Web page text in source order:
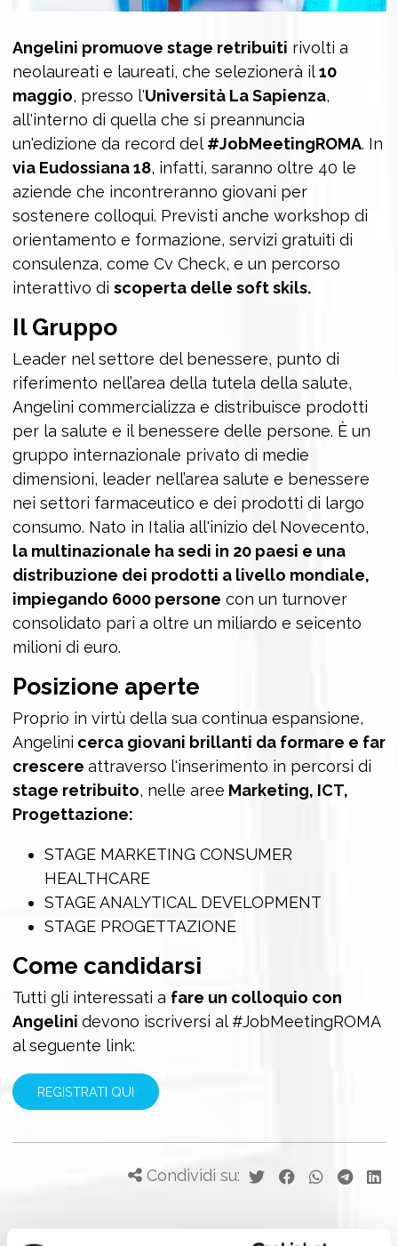
Angelini promuove stage retribuiti rivolti a
neolaureati e laureati, che selezionerà il10
maggio, presso l'Università La Sapienza,
all'interno di quella che si preannuncia
un'edizione da record del #JobMeetingROMA. In
via Eudossiana 18, infatti, saranno oltre 40 le
aziende che incontreranno giovani per
sostenere colloqui. Previsti anche workshop di
orientamento e formazione, servizi gratuiti di
consulenza, come Cv Check, e un percorso
interattivo di scoperta delle soft skils.
Il Gruppo
Leader nel settore del benessere, punto di
riferimento nell’area della tutela della salute,
Angelini commercializza e distribuisce prodotti
per la salute e il benessere delle persone. È un
gruppo internazionale privato di medie
dimensioni, leader nell’area salute e benessere
nei settori farmaceutico e dei prodotti di largo
consumo. Nato in Italia all'inizio del Novecento,
la multinazionale ha sedi in 20 paesi e una
distribuzione dei prodotti a livello mondiale,
impiegando 6000 persone con un turnover
consolidato pari a oltre un miliardo e seicento
milioni di euro.
Posizione aperte
Proprio in virtù della sua continua espansione,
Angelini cerca giovani brillanti da formare e far
crescere attraverso l'inserimento in percorsi di
stage retribuito, nelle aree Marketing, ICT,
Progettazione:
STAGE MARKETING CONSUMER
HEALTHCARE
STAGE ANALYTICAL DEVELOPMENT
STAGE PROGETTAZIONE
Come candidarsi
Tutti gli interessati a fare un colloquio con
Angelini devono iscriversi al #JobMeetingROMA
al seguente link:
REGISTRATI QUI
Condividi su: